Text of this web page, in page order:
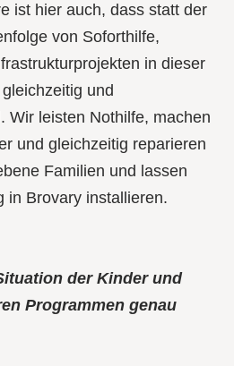
ist hier auch, dass statt der
von Soforthilfe,
in dieser
und
Wir leisten Nothilfe, machen
und gleichzeitig reparieren
Familien und lassen
in Brovary installieren.
der Kinder und
Programmen genau